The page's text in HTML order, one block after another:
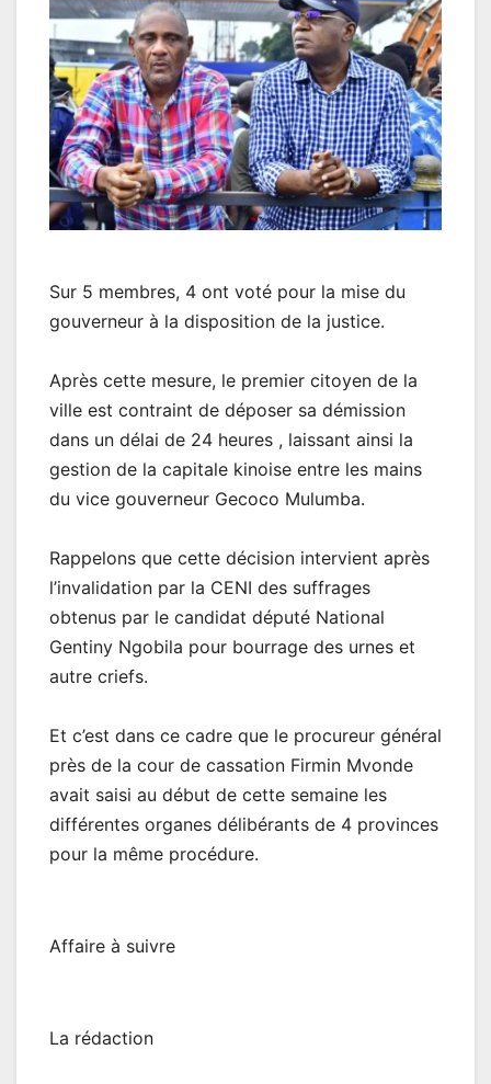
Sur 5 membres, 4 ont voté pour la mise du
gouverneur à la disposition de la justice.
Après cette mesure, le premier citoyen de la
ville est contraint de déposer sa démission
dans un délai de 24 heures , laissant ainsi la
gestion de la capitale kinoise entre les mains
du vice gouverneur Gecoco Mulumba.
Rappelons que cette décision intervient après
l’invalidation par la CENI des suffrages
obtenus par le candidat député National
Gentiny Ngobila pour bourrage des urnes et
autre criefs.
Et c’est dans ce cadre que le procureur général
près de la cour de cassation Firmin Mvonde
avait saisi au début de cette semaine les
différentes organes délibérants de 4 provinces
pour la même procédure.
Affaire à suivre
La rédaction